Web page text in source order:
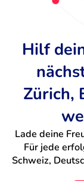
Hilf
Zürich,
Lade deine
Für jede
Schweiz,